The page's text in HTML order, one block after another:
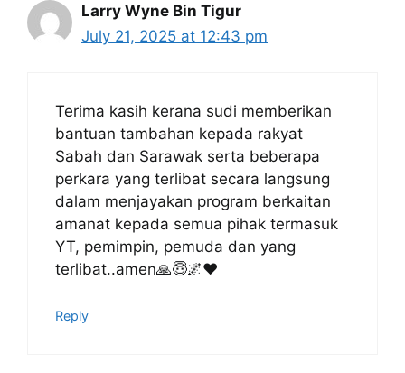
Larry Wyne Bin Tigur
July 21, 2025 at 12:43 pm
Terima kasih kerana sudi memberikan
bantuan tambahan kepada rakyat
Sabah dan Sarawak serta beberapa
perkara yang terlibat secara langsung
dalam menjayakan program berkaitan
amanat kepada semua pihak termasuk
YT, pemimpin, pemuda dan yang
terlibat..amen🙏😇🌌♥️
Reply